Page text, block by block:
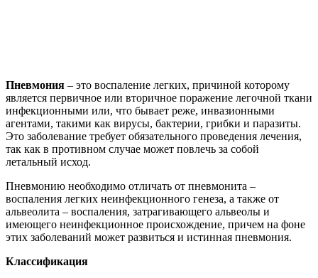
Пневмония – это воспаление легких, причиной которому
является первичное или вторичное поражение легочной ткани
инфекционными или, что бывает реже, инвазионными
агентами, такими как вирусы, бактерии, грибки и паразиты.
Это заболевание требует обязательного проведения лечения,
так как в противном случае может повлечь за собой
летальный исход.
Пневмонию необходимо отличать от пневмонита –
воспаления легких неинфекционного генеза, а также от
альвеолита – воспаления, затрагивающего альвеолы и
имеющего неинфекционное происхождение, причем на фоне
этих заболеваний может развиться и истинная пневмония.
Классификация